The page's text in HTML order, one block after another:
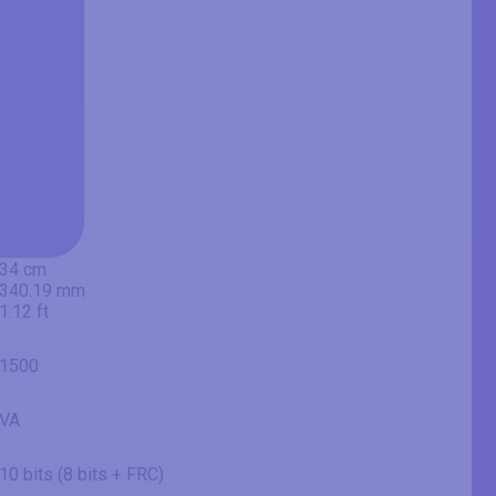
34 cm
340.19 mm
1.12 ft
1500
VA
10 bits (8 bits + FRC)